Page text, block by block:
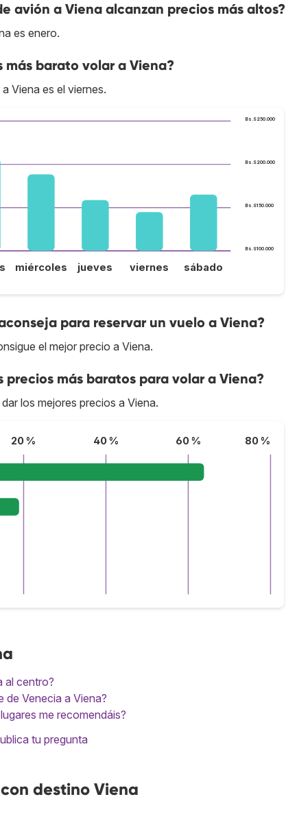
avión a Viena alcanzan precios más altos?
es enero.
más barato volar a Viena?
Viena es el viernes.
Bs.S100.000
Bs.S150.000
Bs.S200.000
Bs.S250.000
miércoles jueves viernes sábado
para reservar un vuelo a Viena?
el mejor precio a Viena.
precios más baratos para volar a Viena?
los mejores precios a Viena.
20 % 40 % 60 % 80 %
al centro?
de Venecia a Viena?
me recomendáis?
tu pregunta
destino Viena